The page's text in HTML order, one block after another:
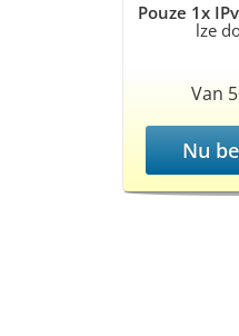
Pouze 1x
lze
Van
Nu